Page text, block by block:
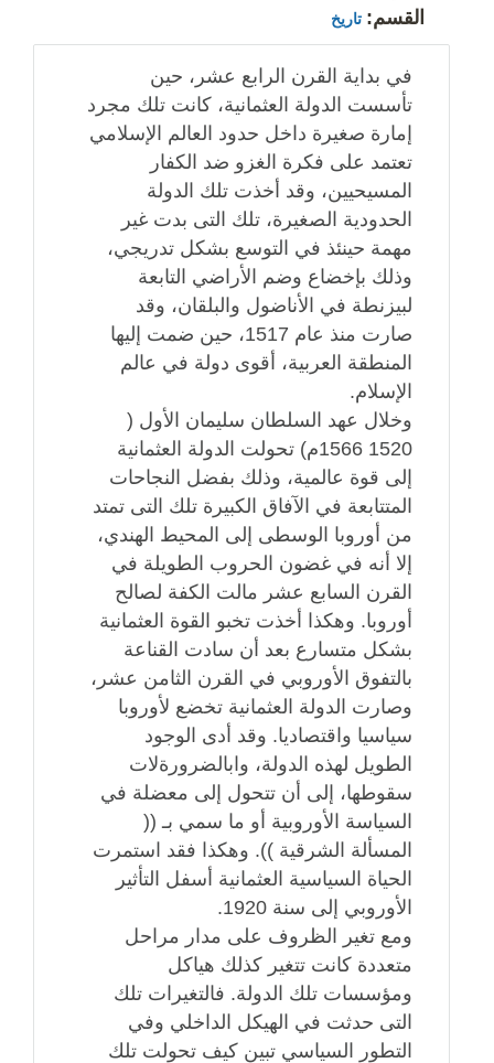
القسم: تاريخ
في بداية القرن الرابع عشر، حين
تأسست الدولة العثمانية، كانت تلك مجرد
إمارة صغيرة داخل حدود العالم الإسلامي
تعتمد على فكرة الغزو ضد الكفار
المسيحيين، وقد أخذت تلك الدولة
الحدودية الصغيرة، تلك التى بدت غير
مهمة حينئذ في التوسع بشكل تدريجي،
وذلك بإخضاع وضم الأراضي التابعة
لبيزنطة في الأناضول والبلقان، وقد
صارت منذ عام 1517، حين ضمت إليها
المنطقة العربية، أقوى دولة في عالم
الإسلام.
وخلال عهد السلطان سليمان الأول (
1520 1566م) تحولت الدولة العثمانية
إلى قوة عالمية، وذلك بفضل النجاحات
المتتابعة في الآفاق الكبيرة تلك التى تمتد
من أوروبا الوسطى إلى المحيط الهندي،
إلا أنه في غضون الحروب الطويلة في
القرن السابع عشر مالت الكفة لصالح
أوروبا. وهكذا أخذت تخبو القوة العثمانية
بشكل متسارع بعد أن سادت القناعة
بالتفوق الأوروبي في القرن الثامن عشر،
وصارت الدولة العثمانية تخضع لأوروبا
سياسيا واقتصاديا. وقد أدى الوجود
الطويل لهذه الدولة، وابالضرورةلات
سقوطها، إلى أن تتحول إلى معضلة في
السياسة الأوروبية أو ما سمي بـ ((
المسألة الشرقية )). وهكذا فقد استمرت
الحياة السياسية العثمانية أسفل التأثير
الأوروبي إلى سنة 1920.
ومع تغير الظروف على مدار مراحل
متعددة كانت تتغير كذلك هياكل
ومؤسسات تلك الدولة. فالتغيرات تلك
التى حدثت في الهيكل الداخلي وفي
التطور السياسي تبين كيف تحولت تلك